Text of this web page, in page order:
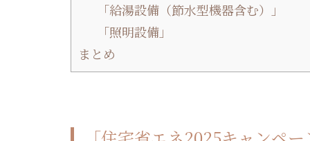
「給湯設備（節水型機器含む）」
「照明設備」
まとめ